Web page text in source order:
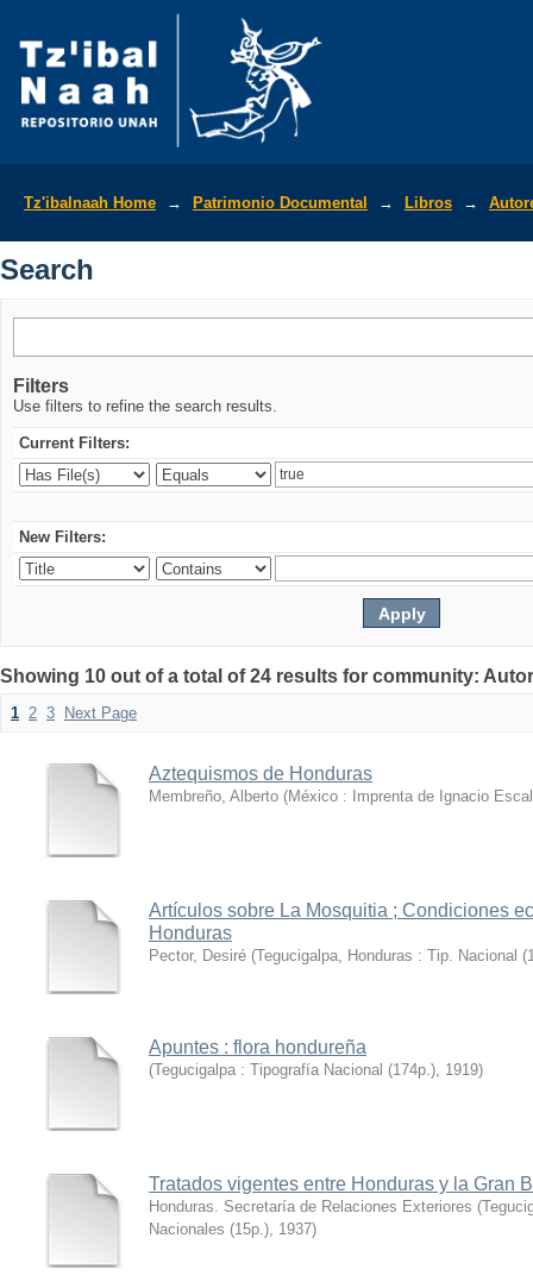
Tz'ibalnaah Home → Patrimonio Documental → Libros →
Search
Filters
Use filters to refine the search results.
Current Filters:
New Filters:
Showing 10 out of a total of 24 results for community:
1 2 3 Next Page
Aztequismos de Honduras
Membreño, Alberto (México : Imprenta de Ignacio
Artículos sobre La Mosquitia ; Condiciones
Honduras
Pector, Desiré (Tegucigalpa, Honduras : Tip. Nacional
Apuntes : flora hondureña
(Tegucigalpa : Tipografía Nacional (174p.), 1919)
Tratados vigentes entre Honduras y la Gran
Honduras. Secretaría de Relaciones Exteriores (
Nacionales (15p.), 1937)